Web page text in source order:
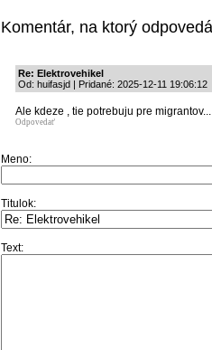
Komentár, na ktorý
Re: Elektrovehikel
Od: huifasjd | Pridané: 2025-12-11 19:06:12
Ale kdeze , tie potrebuju pre migrantov...
Odpovedať
Meno:
Titulok:
Text: